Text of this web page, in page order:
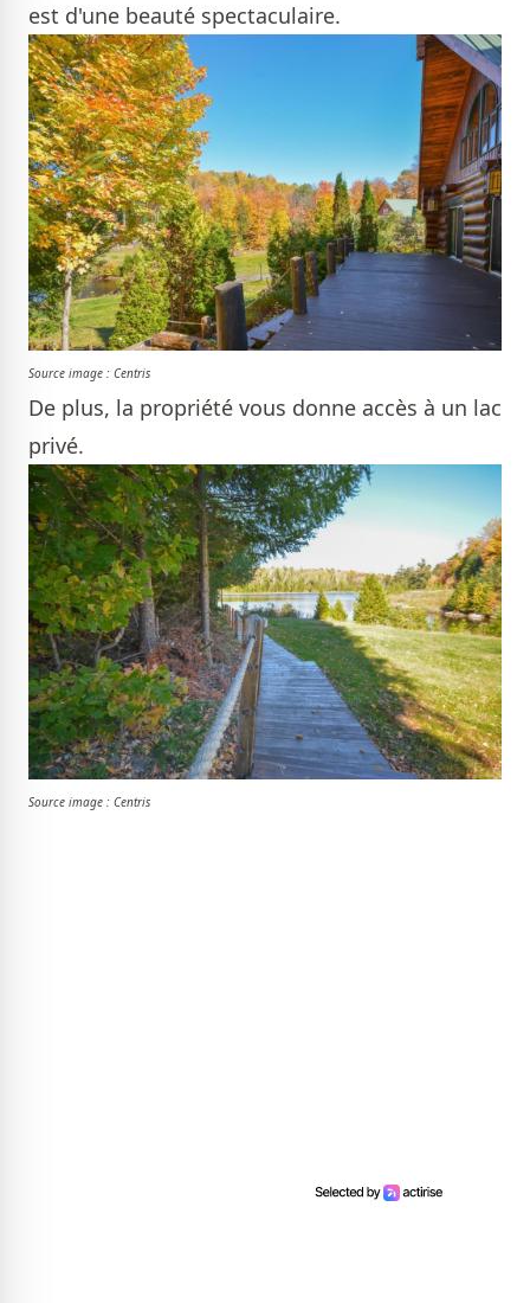
est d'une beauté spectaculaire.
Source image : Centris
De plus, la propriété vous donne accès à un lac
privé.
Source image : Centris